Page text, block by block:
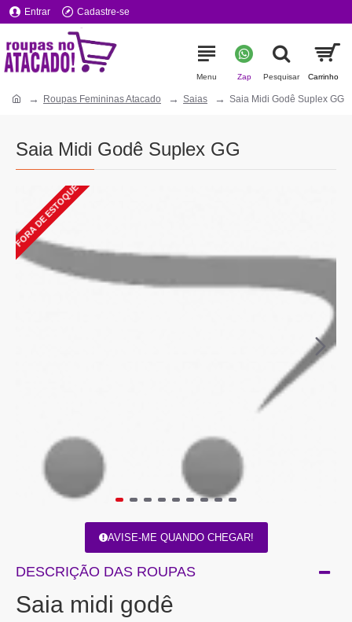
Entrar Cadastre-se
Roupas Femininas Atacado Saias Saia Midi Godê Suplex GG
Saia Midi Godê Suplex GG
FORA DE ESTOQUE
AVISE-ME QUANDO CHEGAR!
DESCRIÇÃO DAS ROUPAS
Saia midi godê